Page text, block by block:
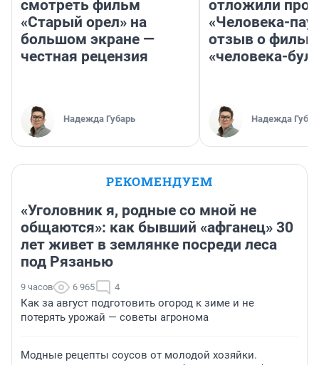
смотреть фильм
«Старый орел» на
большом экране —
честная рецензия
Надежда Губарь
отложили
«Человека-
отзыв о
«человека-
Надежда
РЕКОМЕНДУЕМ
«Уголовник я, родные со мной не
общаются»: как бывший «афганец» 30
лет живет в землянке посреди леса
под Рязанью
9 часов 6 965 4
Как за август подготовить огород к зиме и не
потерять урожай — советы агронома
Модные рецепты соусов от молодой хозяйки.